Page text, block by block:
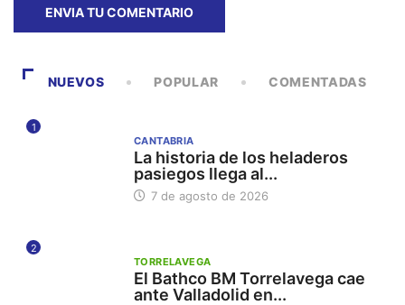
NUEVOS POPULAR COMENTADAS
1
CANTABRIA
La historia de los heladeros
pasiegos llega al...
7 de agosto de 2026
2
TORRELAVEGA
El Bathco BM Torrelavega cae
ante Valladolid en...